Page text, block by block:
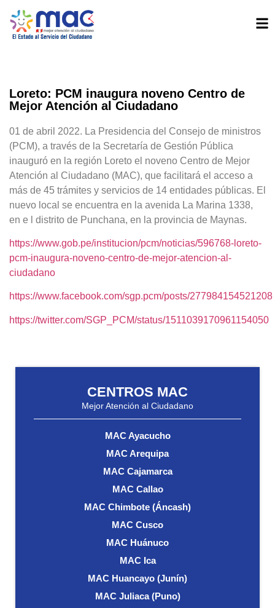
Loreto: PCM inaugura noveno Centro de
Mejor Atención al Ciudadano
01 de abril 2022. La Presidencia del Consejo de ministros
(PCM), a través de la Secretaría de Gestión Pública
inauguró en la región Loreto el noveno Centro de Mejor
Atención al Ciudadano (MAC), que facilitará el acceso a
más de 45 trámites y servicios de 14 entidades públicas. El
nuevo local se encuentra en la avenida La Marina 1338,
en e l distrito de Punchana, en la provincia de Maynas.
https://www.gob.pe/institucion/pcm/noticias/596768-loreto-
pcm-inaugura-noveno-centro-de-mejor-atencion-al-
ciudadano
https://www.facebook.com/sgp.pcm/posts/277984154521208
https://twitter.com/SGP_PCM/status/1511039170961154050
CENTROS MAC
Mejor Atención al Ciudadano
MAC Ayacucho
MAC Arequipa
MAC Cajamarca
MAC Callao
MAC Chimbote (Áncash)
MAC Cusco
MAC Huánuco
MAC Ica
MAC Huancayo (Junín)
MAC Juliaca (Puno)